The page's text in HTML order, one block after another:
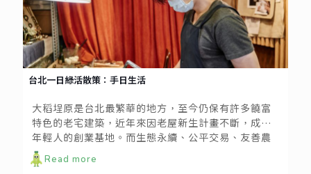
台北一日綠活散策：手日生活
大稻埕原是台北最繁華的地方，至今仍保有許多饒富
特色的老宅建築，近年來因老屋新生計畫不斷，成為
年輕人的創業基地。而生態永續、公平交易、友善農
業等，都是這些新興創業者所共通的價值，也形成了
台北城中獨一無二的綠色小聚落，包括手日生活、農
Read more